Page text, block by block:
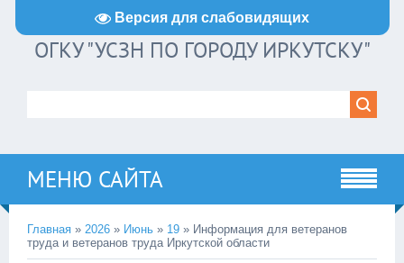
Версия для слабовидящих
ОГКУ "УСЗН ПО ГОРОДУ ИРКУТСКУ"
МЕНЮ САЙТА
Главная » 2026 » Июнь » 19 » Информация для ветеранов
труда и ветеранов труда Иркутской области